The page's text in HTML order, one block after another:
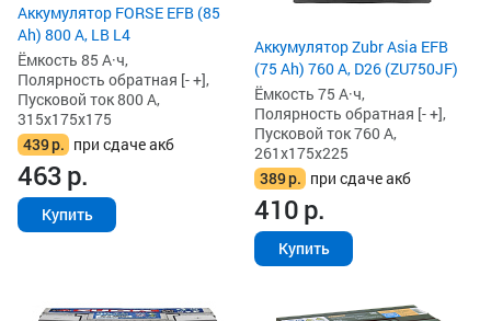
Аккумулятор FORSE EFB (85
Ah) 800 А, LB L4
Ёмкость 85 А·ч,
Полярность обратная [- +],
Пусковой ток 800 А,
315x175x175
439р. при сдаче акб
463р.
Купить
Аккумулятор Zubr Asia EFB
(75 Ah) 760 А, D26 (ZU750JF)
Ёмкость 75 А·ч,
Полярность обратная [- +],
Пусковой ток 760 А,
261x175x225
389р. при сдаче акб
410р.
Купить